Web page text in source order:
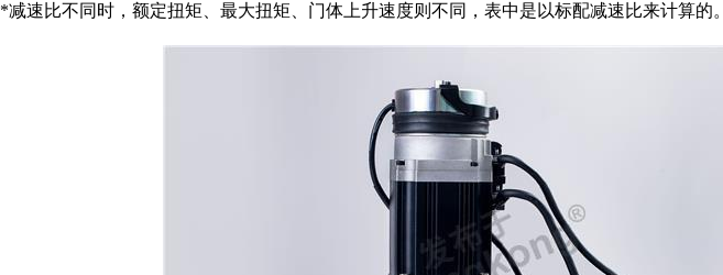
*减速比不同时，额定扭矩、最大扭矩、门体上升速度则不同，表中是以标配减速比来计算的。